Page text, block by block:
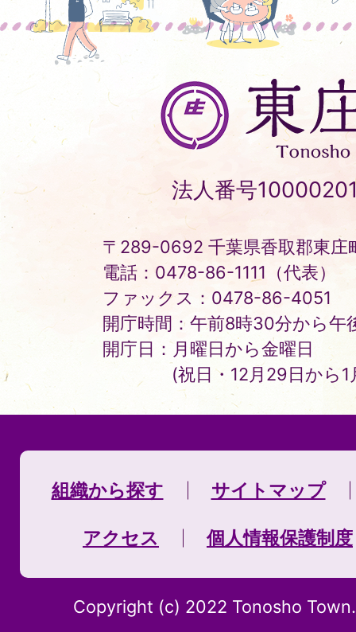
東
庄
町
Tonosho
Town
法人番号
〒289-0692 千葉県香取郡東庄
電話：0478-86-1111（代表）
ファックス：0478-86-4051
開庁時間：午前8時30分から午
開庁日：月曜日から金曜日
(祝日・12月29日から
組織から探す サイトマップ
アクセス 個人情報保護制度
Copyright (c) 2022 Tonosho